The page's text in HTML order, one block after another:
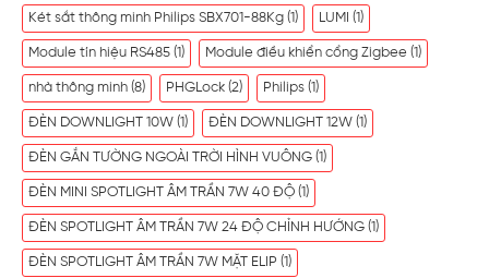
Két sắt thông minh Philips SBX701-88Kg (1) LUMI (1)
Module tín hiệu RS485 (1) Module điều khiển cổng Zigbee (1)
nhà thông minh (8) PHGLock (2) Philips (1)
ĐÈN DOWNLIGHT 10W (1) ĐÈN DOWNLIGHT 12W (1)
ĐÈN GẮN TƯỜNG NGOÀI TRỜI HÌNH VUÔNG (1)
ĐÈN MINI SPOTLIGHT ÂM TRẦN 7W 40 ĐỘ (1)
ĐÈN SPOTLIGHT ÂM TRẦN 7W 24 ĐỘ CHỈNH HƯỚNG (1)
ĐÈN SPOTLIGHT ÂM TRẦN 7W MẶT ELIP (1)